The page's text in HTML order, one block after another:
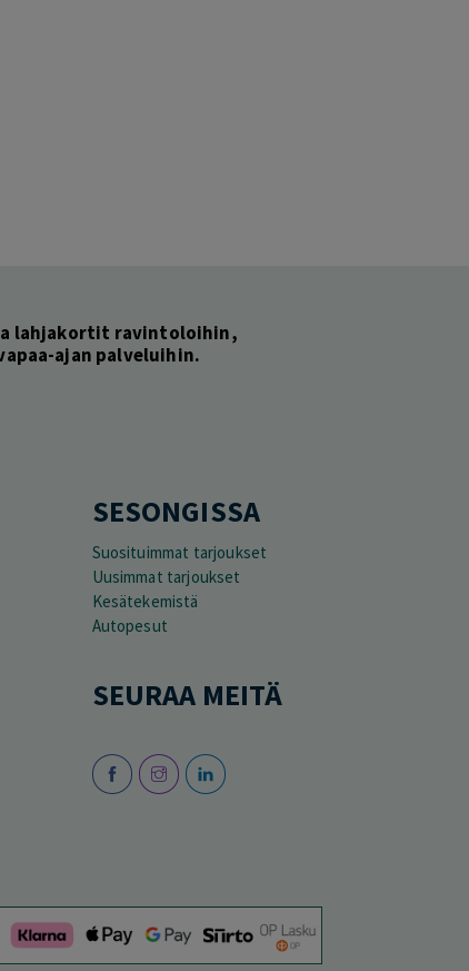
lahjakortit ravintoloihin,
ajan palveluihin.
SESONGISSA
Suosituimmat tarjoukset
Uusimmat tarjoukset
Kesätekemistä
Autopesut
SEURAA MEITÄ